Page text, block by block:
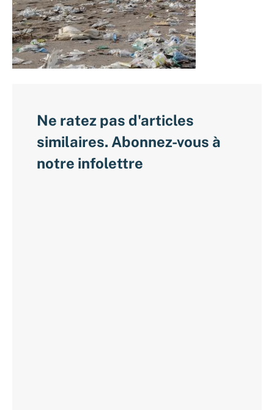
Ne ratez pas d'articles
similaires. Abonnez-vous à
notre infolettre